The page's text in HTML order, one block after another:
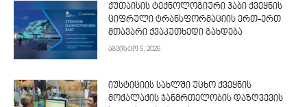
ქუთაისის ტექნოლოგიური ჰაბი ქვეყნის
ციფრული ტრანსფორმაციის ერთ-ერთ
მთავარი ქვაკუთხედი გახდება
აგვისტო 5, 2026
იუსტიციის სახლში უცხო ქვეყნის
მოქალაქის ჯანმრთელობის დაზღვევის